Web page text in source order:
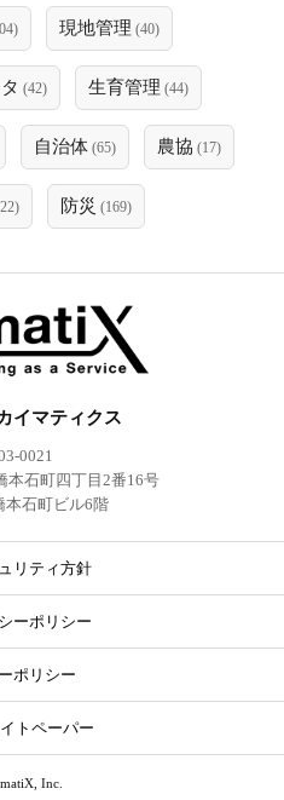
現地管理 (40)
(42) 生育管理 (44)
自治体 (65) 農協 (17)
防災 (169)
イマティクス
0021
本石町四丁目2番16号
本石町ビル6階
リティ方針
ーポリシー
ポリシー
トペーパー
Inc.